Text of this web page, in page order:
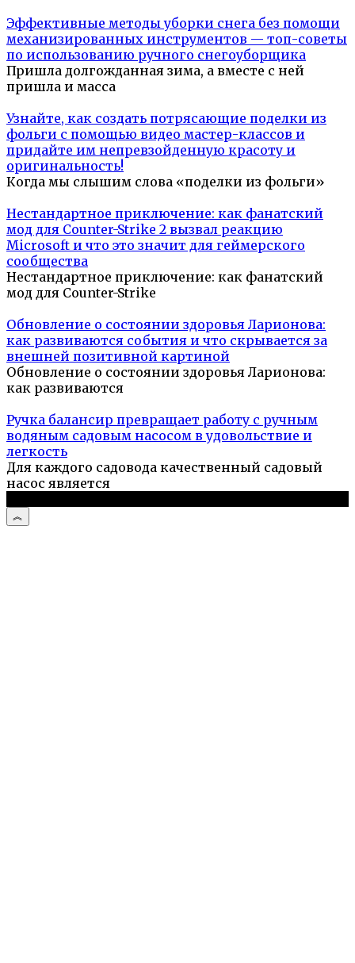
Эффективные методы уборки снега без помощи
механизированных инструментов — топ-советы
по использованию ручного снегоуборщика
Пришла долгожданная зима, а вместе с ней
пришла и масса
Узнайте, как создать потрясающие поделки из
фольги с помощью видео мастер-классов и
придайте им непревзойденную красоту и
оригинальность!
Когда мы слышим слова «поделки из фольги»
Нестандартное приключение: как фанатский
мод для Counter-Strike 2 вызвал реакцию
Microsoft и что это значит для геймерского
сообщества
Нестандартное приключение: как фанатский
мод для Counter-Strike
Обновление о состоянии здоровья Ларионова:
как развиваются события и что скрывается за
внешней позитивной картиной
Обновление о состоянии здоровья Ларионова:
как развиваются
Ручка балансир превращает работу с ручным
водяным садовым насосом в удовольствие и
легкость
Для каждого садовода качественный садовый
насос является